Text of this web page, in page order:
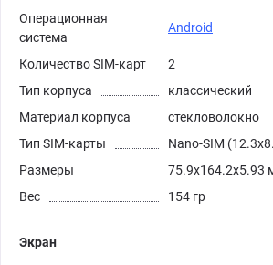
Операционная
система
Android
Количество SIM-карт
2
Тип корпуса
классический
Материал корпуса
стекловолокно
Тип SIM-карты
Nano-SIM
Размеры
75.9x164.2x5.93
Вес
154 гр
Экран